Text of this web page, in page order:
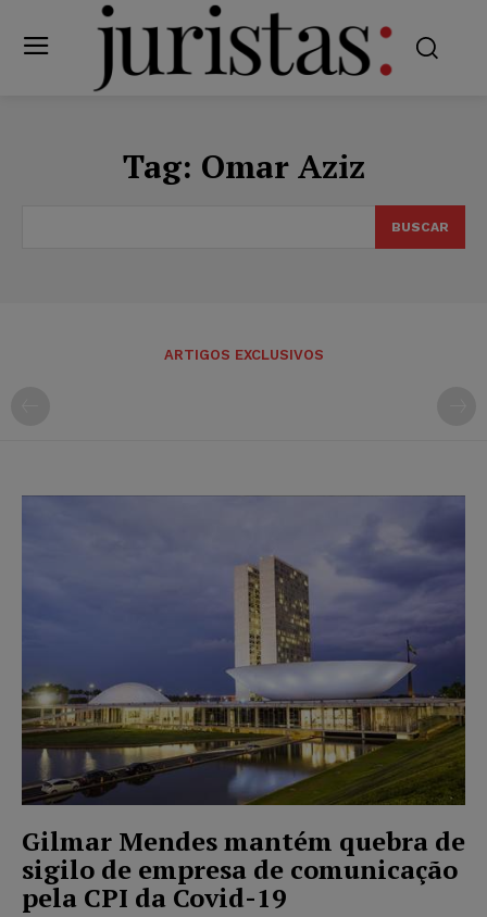
Tag: Omar Aziz
BUSCAR
ARTIGOS EXCLUSIVOS
Gilmar Mendes mantém quebra de
sigilo de empresa de comunicação
pela CPI da Covid-19